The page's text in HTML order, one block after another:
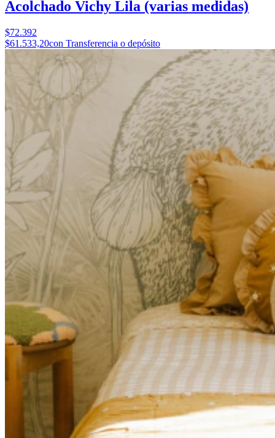
Acolchado Vichy Lila (varias medidas)
$72.392
$61.533,20con Transferencia o depósito